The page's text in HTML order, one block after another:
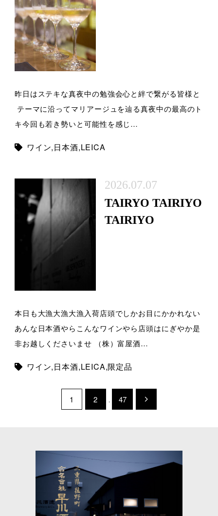
昨日はステキな真夜中の勉強会心と絆で繋がる皆様と
テーマに沿ってマリアージュを辿る真夜中の最高のト
キ今回も若き勢いと可能性を感じ…
ワイン,日本酒,LEICA
2026.07.07
TAIRYO TAIRIYO
TAIRIYO
本日も大漁大漁大漁入荷店頭でしかお目にかかれない
あんな日本酒やらこんなワインやら店頭はにぎやか是
非お越しくださいませ （株）富屋酒…
ワイン,日本酒,LEICA,限定品
1 2 … 47